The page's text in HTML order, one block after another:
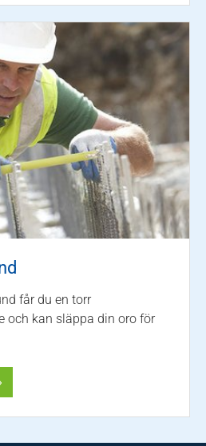
får du en torr
och kan släppa din oro för